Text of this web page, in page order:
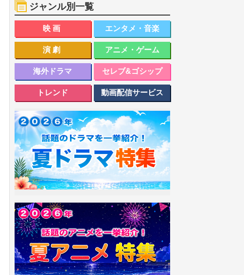
ジャンル別一覧
映画 エンタメ・音楽
演劇 アニメ・ゲーム
海外ドラマ セレブ&ゴシップ
トレンド 動画配信サービス